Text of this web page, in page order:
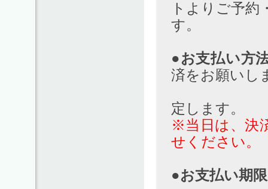
トよりご予
す。
●お支払い方
済をお願いし
定します。
※当日は、決
せください。
●お支払い期限